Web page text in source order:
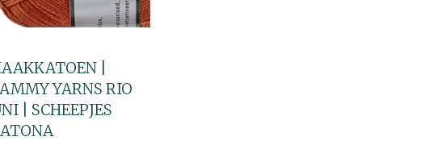
|
YARNS RIO
| SCHEEPJES